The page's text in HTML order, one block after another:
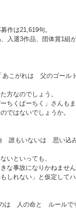
作は21,619句。
入選3作品、団体賞1組
「あこがれは 父のゴール
方なのでしょう。
ちくぱーちく」さんも
ではないでしょうか。
誰もいないは 思い込
いといっても、
な事故になりかねませ
しれない」と仮定して
は 人の命と ルールで